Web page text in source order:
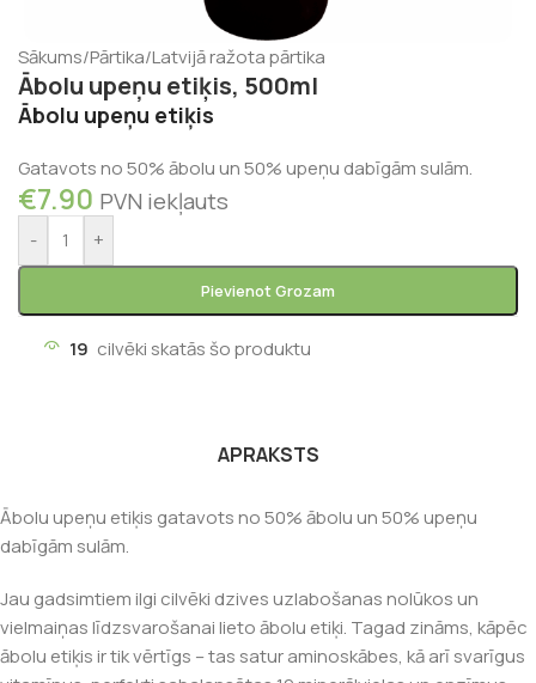
Sākums/Pārtika/Latvijā ražota pārtika
Ābolu upeņu etiķis, 500ml
Ābolu upeņu etiķis
Gatavots no 50% ābolu un 50% upeņu dabīgām sulām.
€7.90 PVN iekļauts
- +
Pievienot Grozam
19 cilvēki skatās šo produktu
APRAKSTS
Ābolu upeņu etiķis gatavots no 50% ābolu un 50% upeņu
dabīgām sulām.
Jau gadsimtiem ilgi cilvēki dzives uzlabošanas nolūkos un
vielmaiņas līdzsvarošanai lieto ābolu etiķi. Tagad zināms, kāpēc
ābolu etiķis ir tik vērtīgs – tas satur aminoskābes, kā arī svarīgus